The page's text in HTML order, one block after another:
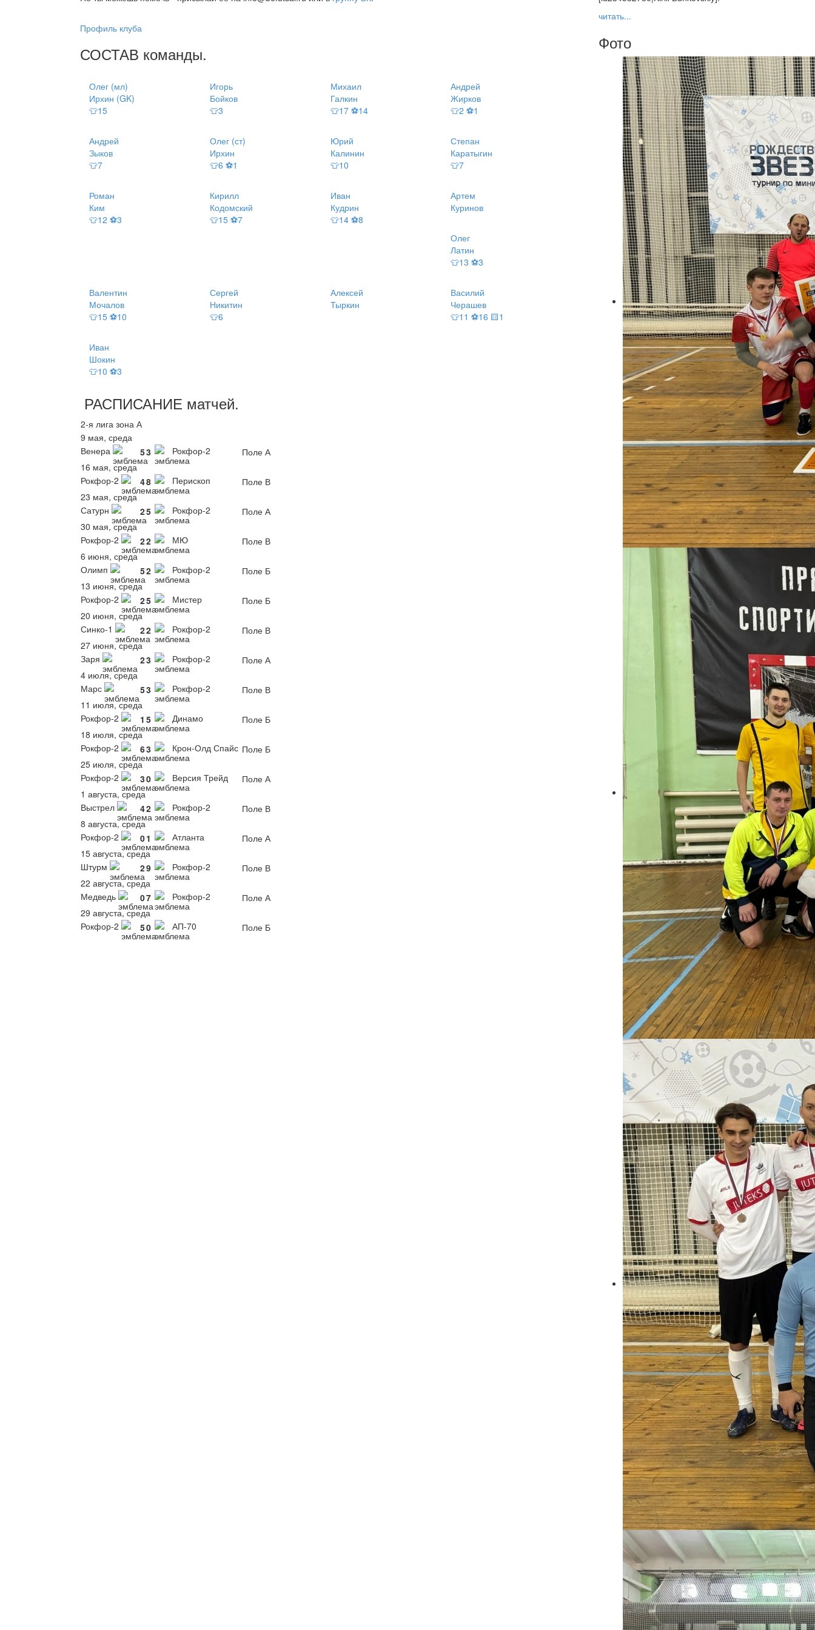
Профиль клуба
СОСТАВ команды.
Олег (мл)
Ирхин (GK)
👕15
Игорь
Бойков
👕3
Михаил
Галкин
👕17 ⚽14
Андрей
Жирков
👕2 ⚽1
Андрей
Зыков
👕7
Олег (ст)
Ирхин
👕6 ⚽1
Юрий
Калинин
👕10
Степан
Каратыгин
👕7
Роман
Ким
👕12 ⚽3
Кирилл
Кодомский
👕15 ⚽7
Иван
Кудрин
👕14 ⚽8
Артем
Куринов
Олег
Латин
👕13 ⚽3
Валентин
Мочалов
👕15 ⚽10
Сергей
Никитин
👕6
Алексей
Тыркин
Василий
Черашев
👕11 ⚽16 🟨1
Иван
Шокин
👕10 ⚽3
РАСПИСАНИЕ матчей.
2-я лига зона А
9 мая, среда
Венера
53 Рокфор-2
Поле А
16 мая, среда
Рокфор-2
48 Перископ
Поле В
23 мая, среда
Сатурн
25 Рокфор-2
Поле А
30 мая, среда
Рокфор-2
22 МЮ
Поле В
6 июня, среда
Олимп
52 Рокфор-2
Поле Б
13 июня, среда
Рокфор-2
25 Мистер
Поле Б
20 июня, среда
Синко-1
22 Рокфор-2
Поле В
27 июня, среда
Заря
23 Рокфор-2
Поле А
4 июля, среда
Марс
53 Рокфор-2
Поле В
11 июля, среда
Рокфор-2
1 5 Динамо
Поле Б
18 июля, среда
Рокфор-2
63 Крон-Олд Спайс Поле Б
25 июля, среда
Рокфор-2
30 Версия Трейд
Поле А
1 августа, среда
Выстрел
42 Рокфор-2
Поле В
8 августа, среда
Рокфор-2
01 Атланта
Поле А
15 августа, среда
Штурм
29 Рокфор-2
Поле В
22 августа, среда
Медведь
07 Рокфор-2
Поле А
29 августа, среда
Рокфор-2
50 АП-70 Поле Б
читать...
Фото